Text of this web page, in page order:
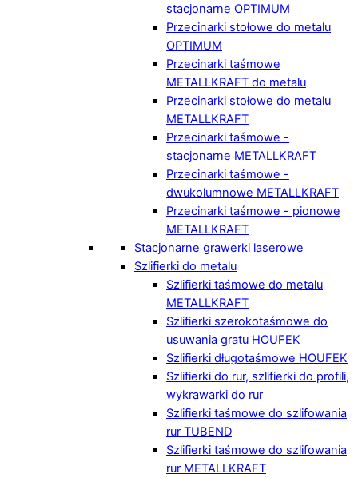
stacjonarne OPTIMUM
Przecinarki stołowe do metalu
OPTIMUM
Przecinarki taśmowe
METALLKRAFT do metalu
Przecinarki stołowe do metalu
METALLKRAFT
Przecinarki taśmowe -
stacjonarne METALLKRAFT
Przecinarki taśmowe -
dwukolumnowe METALLKRAFT
Przecinarki taśmowe - pionowe
METALLKRAFT
Stacjonarne grawerki laserowe
Szlifierki do metalu
Szlifierki taśmowe do metalu
METALLKRAFT
Szlifierki szerokotaśmowe do
usuwania gratu HOUFEK
Szlifierki długotaśmowe HOUFEK
Szlifierki do rur, szlifierki do profili,
wykrawarki do rur
Szlifierki taśmowe do szlifowania
rur TUBEND
Szlifierki taśmowe do szlifowania
rur METALLKRAFT